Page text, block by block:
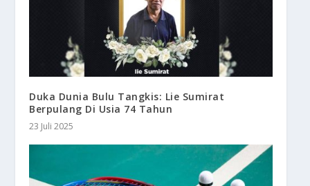
Duka Dunia Bulu Tangkis: Lie Sumirat
Berpulang Di Usia 74 Tahun
23 Juli 2025